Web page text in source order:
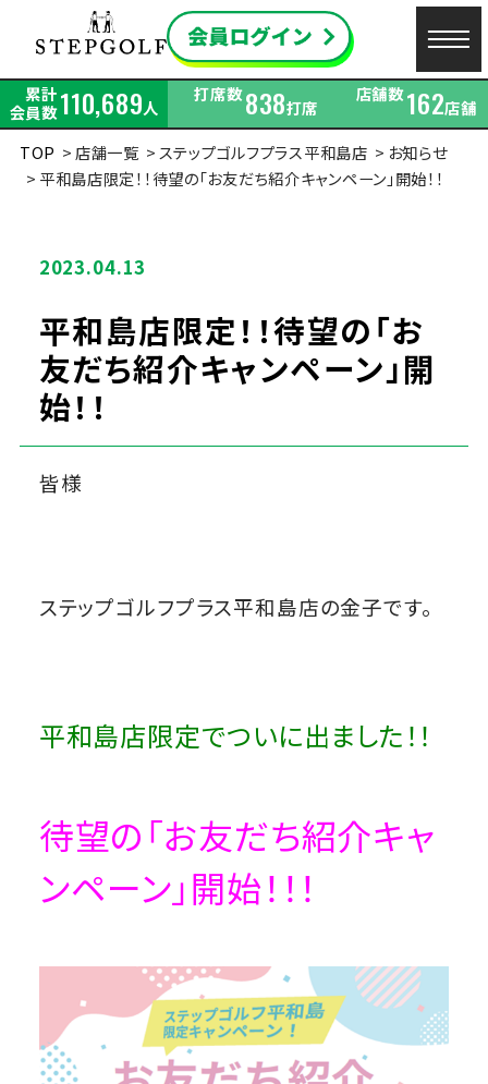
累計
会員数110,689人
打席数838打席
店舗数162店舗
TOP
店舗一覧 ステップゴルフプラス平和島店
お知らせ
平和島店限定！！待望の「お友だち紹介キャンペーン」開始！！
2023.04.13
平和島店限定！！待望の「お
友だち紹介キャンペーン」開
始！！
皆様
ステップゴルフプラス平和島店の金子です。
平和島店限定でついに出ました！！
待望の「お友だち紹介キャ
ンペーン」開始！！！